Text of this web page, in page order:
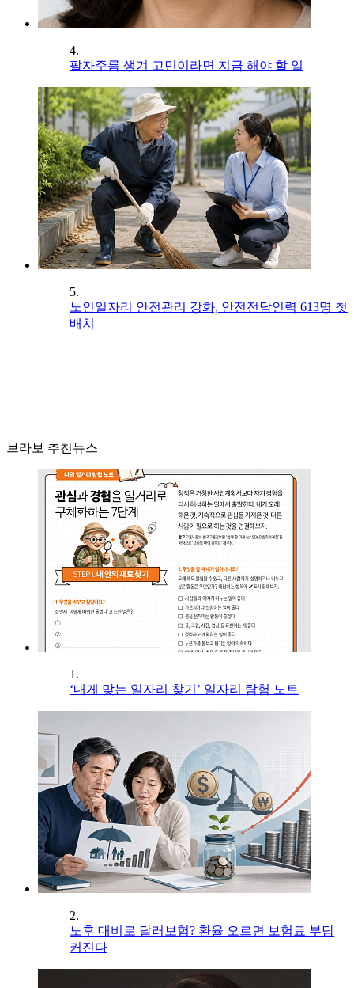
4.
팔자주름 생겨 고민이라면 지금 해야 할 일
5.
노인일자리 안전관리 강화, 안전전담인력 613명 첫
배치
브라보 추천뉴스
1.
‘내게 맞는 일자리 찾기’ 일자리 탐험 노트
2.
노후 대비로 달러보험? 환율 오르면 보험료 부담
커진다